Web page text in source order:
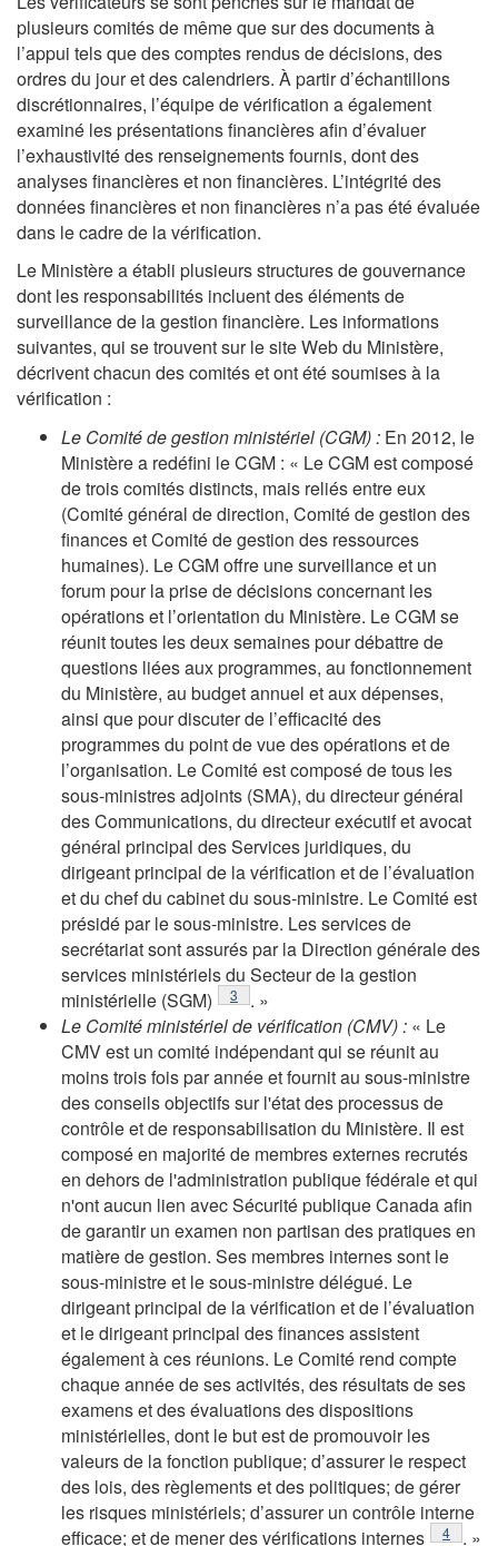
plusieurs comités de même que sur des documents à
l’appui tels que des comptes rendus de décisions, des
ordres du jour et des calendriers. À partir d’échantillons
discrétionnaires, l’équipe de vérification a également
examiné les présentations financières afin d’évaluer
l’exhaustivité des renseignements fournis, dont des
analyses financières et non financières. L’intégrité des
données financières et non financières n’a pas été évaluée
dans le cadre de la vérification.
Le Ministère a établi plusieurs structures de gouvernance
dont les responsabilités incluent des éléments de
surveillance de la gestion financière. Les informations
suivantes, qui se trouvent sur le site Web du Ministère,
décrivent chacun des comités et ont été soumises à la
vérification :
Le Comité de gestion ministériel (CGM) : En 2012, le
Ministère a redéfini le CGM : « Le CGM est composé
de trois comités distincts, mais reliés entre eux
(Comité général de direction, Comité de gestion des
finances et Comité de gestion des ressources
humaines). Le CGM offre une surveillance et un
forum pour la prise de décisions concernant les
opérations et l’orientation du Ministère. Le CGM se
réunit toutes les deux semaines pour débattre de
questions liées aux programmes, au fonctionnement
du Ministère, au budget annuel et aux dépenses,
ainsi que pour discuter de l’efficacité des
programmes du point de vue des opérations et de
l’organisation. Le Comité est composé de tous les
sous‑ministres adjoints (SMA), du directeur général
des Communications, du directeur exécutif et avocat
général principal des Services juridiques, du
dirigeant principal de la vérification et de l’évaluation
et du chef du cabinet du sous‑ministre. Le Comité est
présidé par le sous‑ministre. Les services de
secrétariat sont assurés par la Direction générale des
services ministériels du Secteur de la gestion
ministérielle (SGM)
Footnote
3
. »
Le Comité ministériel de vérification (CMV) : « Le
CMV est un comité indépendant qui se réunit au
moins trois fois par année et fournit au sous-ministre
des conseils objectifs sur l'état des processus de
contrôle et de responsabilisation du Ministère. Il est
composé en majorité de membres externes recrutés
en dehors de l'administration publique fédérale et qui
n'ont aucun lien avec Sécurité publique Canada afin
de garantir un examen non partisan des pratiques en
matière de gestion. Ses membres internes sont le
sous-ministre et le sous-ministre délégué. Le
dirigeant principal de la vérification et de l’évaluation
et le dirigeant principal des finances assistent
également à ces réunions. Le Comité rend compte
chaque année de ses activités, des résultats de ses
examens et des évaluations des dispositions
ministérielles, dont le but est de promouvoir les
valeurs de la fonction publique; d’assurer le respect
des lois, des règlements et des politiques; de gérer
les risques ministériels; d’assurer un contrôle interne
efficace; et de mener des vérifications internes
Footnote
4 . »